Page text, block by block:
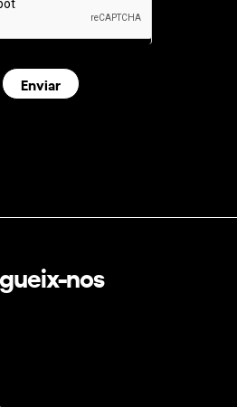
Enviar
nos